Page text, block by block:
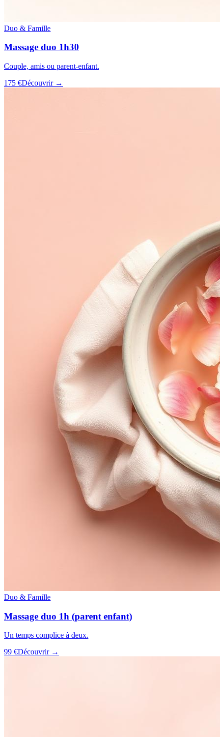
Duo & Famille
Massage duo 1h30
Couple, amis ou parent-enfant.
175 €Découvrir →
Duo & Famille
Massage duo 1h (parent enfant)
Un temps complice à deux.
99 €Découvrir →